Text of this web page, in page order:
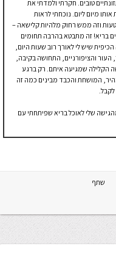
טובים. חקרתי ולמדתי את
מיום ליום. נוכחתי לראות
וזה ממש רחוק מלהיות קלישאה –
בריא! זה מתבטא בהרבה תחומים
שיש לי לאורך רוב שעות היום,
והציפורניים, התחושה בקיבה,
הקלילה שמגיעה איתם. רק ברגע
המושחת והכבד מבינים כמה זה
שלי לאוכל בריא שפיתחתי עם
שתף